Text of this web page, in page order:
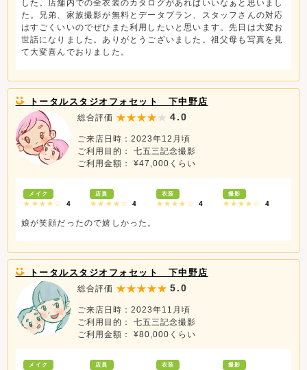
した。店舗内での全衣装のカタログがあればいいなぁと思いまし
た。兄弟、家族撮影が無料とデータプラン、スタッフさんの対応
はすごくいいのでぜひまた利用したいと思います。先日は大変お
世話になりました。ありがとうございました。祖父母も写真を見
て大変喜んでおりました。
トータルスタジオフォセット 下中野店
総合評価 4.0
ご来店日時：2023年12月頃
ご利用目的： 七五三記念撮影
ご利用金額： ¥47,000くらい
メイク
★★★★☆ 4
店員
★★★★☆ 4
衣装
★★★★☆ 4
撮影
★★★★☆ 4
娘が笑顔だったので嬉しかった。
トータルスタジオフォセット 下中野店
総合評価 5.0
ご来店日時：2023年11月頃
ご利用目的： 七五三記念撮影
ご利用金額： ¥80,000くらい
メイク 店員 衣装 撮影